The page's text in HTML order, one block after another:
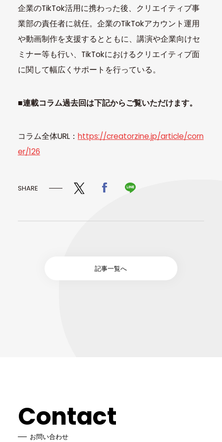
企業のTikTok活用に携わった後、クリエイティブ事
業部の責任者に就任。企業のTikTokアカウント運用
や動画制作を支援するとともに、講演や企業向けセ
ミナー等も行い、TikTokにおけるクリエイティブ面
に関して幅広くサポートを行っている。
■連載コラム過去回は下記からご覧いただけます。
コラム全体URL： https://creatorzine.jp/article/corn
er/126
SHARE
記事一覧へ
Contact
お問い合わせ